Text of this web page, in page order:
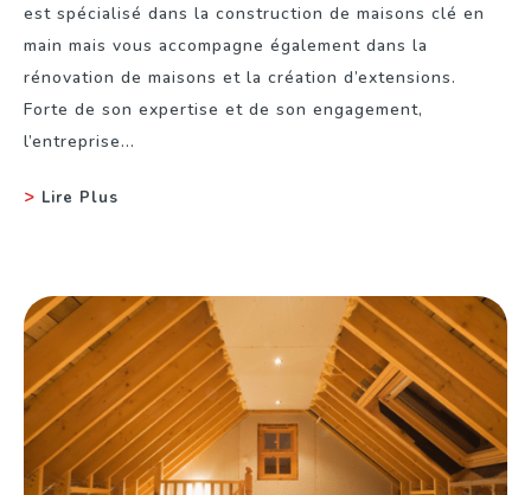
est spécialisé dans la construction de maisons clé en
main mais vous accompagne également dans la
rénovation de maisons et la création d’extensions.
Forte de son expertise et de son engagement,
l’entreprise...
Lire Plus